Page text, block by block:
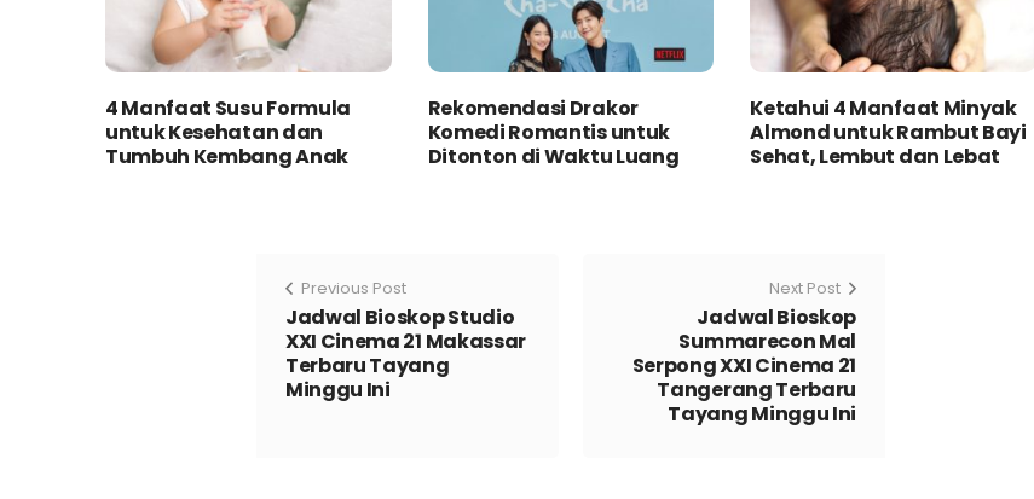
4 Manfaat Susu Formula
untuk Kesehatan dan
Tumbuh Kembang Anak
Rekomendasi Drakor
Komedi Romantis untuk
Ditonton di Waktu Luang
Ketahui 4 Manfaat Minyak
Almond untuk Rambut Bayi
Sehat, Lembut dan Lebat
Previous Post
Jadwal Bioskop Studio
XXI Cinema 21 Makassar
Terbaru Tayang
Minggu Ini
Next Post
Jadwal Bioskop
Summarecon Mal
Serpong XXI Cinema 21
Tangerang Terbaru
Tayang Minggu Ini